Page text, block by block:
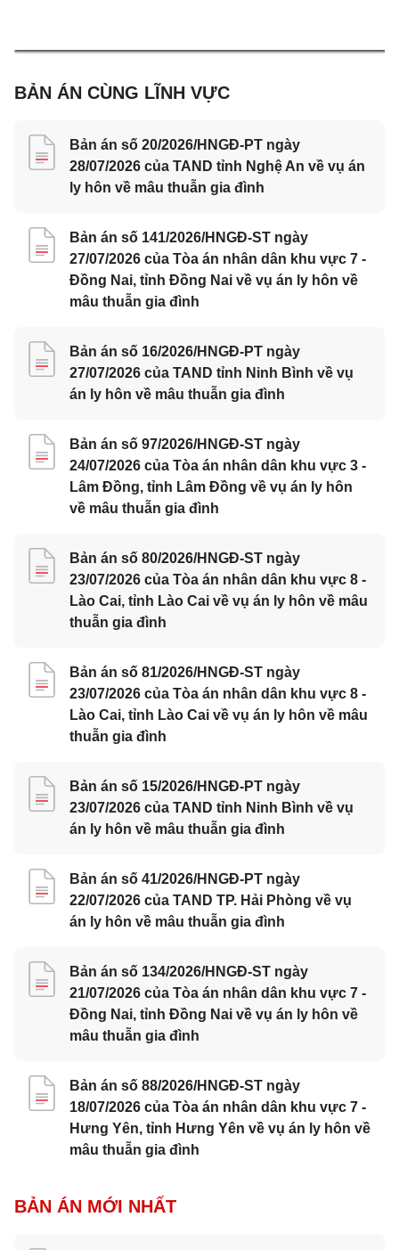
BẢN ÁN CÙNG LĨNH VỰC
Bản án số 20/2026/HNGĐ-PT ngày
28/07/2026 của TAND tỉnh Nghệ An về vụ án
ly hôn về mâu thuẫn gia đình
Bản án số 141/2026/HNGĐ-ST ngày
27/07/2026 của Tòa án nhân dân khu vực 7 -
Đồng Nai, tỉnh Đồng Nai về vụ án ly hôn về
mâu thuẫn gia đình
Bản án số 16/2026/HNGĐ-PT ngày
27/07/2026 của TAND tỉnh Ninh Bình về vụ
án ly hôn về mâu thuẫn gia đình
Bản án số 97/2026/HNGĐ-ST ngày
24/07/2026 của Tòa án nhân dân khu vực 3 -
Lâm Đồng, tỉnh Lâm Đồng về vụ án ly hôn
về mâu thuẫn gia đình
Bản án số 80/2026/HNGĐ-ST ngày
23/07/2026 của Tòa án nhân dân khu vực 8 -
Lào Cai, tỉnh Lào Cai về vụ án ly hôn về mâu
thuẫn gia đình
Bản án số 81/2026/HNGĐ-ST ngày
23/07/2026 của Tòa án nhân dân khu vực 8 -
Lào Cai, tỉnh Lào Cai về vụ án ly hôn về mâu
thuẫn gia đình
Bản án số 15/2026/HNGĐ-PT ngày
23/07/2026 của TAND tỉnh Ninh Bình về vụ
án ly hôn về mâu thuẫn gia đình
Bản án số 41/2026/HNGĐ-PT ngày
22/07/2026 của TAND TP. Hải Phòng về vụ
án ly hôn về mâu thuẫn gia đình
Bản án số 134/2026/HNGĐ-ST ngày
21/07/2026 của Tòa án nhân dân khu vực 7 -
Đồng Nai, tỉnh Đồng Nai về vụ án ly hôn về
mâu thuẫn gia đình
Bản án số 88/2026/HNGĐ-ST ngày
18/07/2026 của Tòa án nhân dân khu vực 7 -
Hưng Yên, tỉnh Hưng Yên về vụ án ly hôn về
mâu thuẫn gia đình
BẢN ÁN MỚI NHẤT